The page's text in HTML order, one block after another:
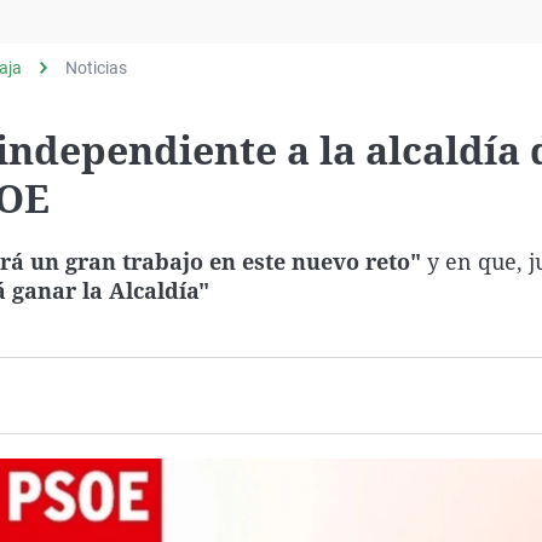
Noticias
a la alcaldía
un gran trabajo en este nuevo reto" y en que,
ganar la Alcaldía"